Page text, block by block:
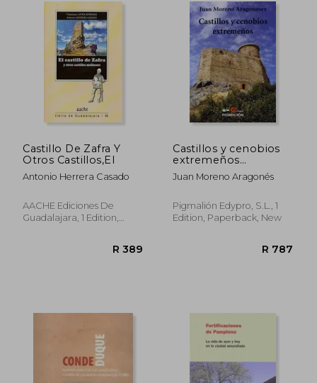
Castillo De Zafra Y
Otros Castillos,El
Antonio Herrera Casado
AACHE Ediciones De
Guadalajara, 1 Edition,
Castillos y cenobios
extremeños
(Extremadura)
Juan Moreno Aragonés
Pigmalión Edypro, S.L., 1
Edition, Paperback, New